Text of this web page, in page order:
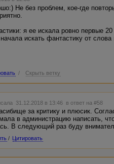
С Новым
Не без проблем, кое-где
я ее искала ровно первые
искать фантастику от
/ Скрыть ветку
31.12.2018 в 13:46 в ответ на #58
за критику и плюсик.
в администрацию написать,
В следующий раз буду
/ Цитировать